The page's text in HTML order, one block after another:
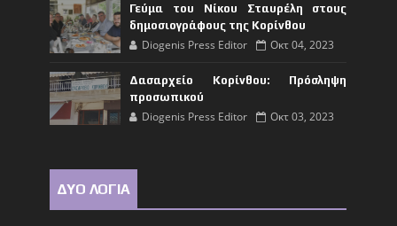
Γεύμα του Νίκου Σταυρέλη στους
δημοσιογράφους της Κορίνθου
Diogenis Press Editor Οκτ 04, 2023
Δασαρχείο Κορίνθου: Πρόσληψη
προσωπικού
Diogenis Press Editor Οκτ 03, 2023
ΔΥΟ ΛΟΓΙΑ